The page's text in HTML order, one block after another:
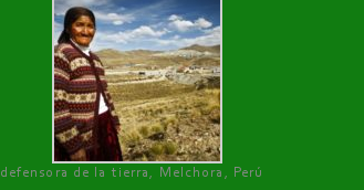
defensora de la tierra, Melchora, Perú